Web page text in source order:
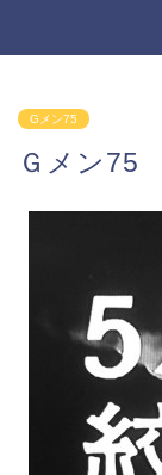
Gメン75
Ｇメン75